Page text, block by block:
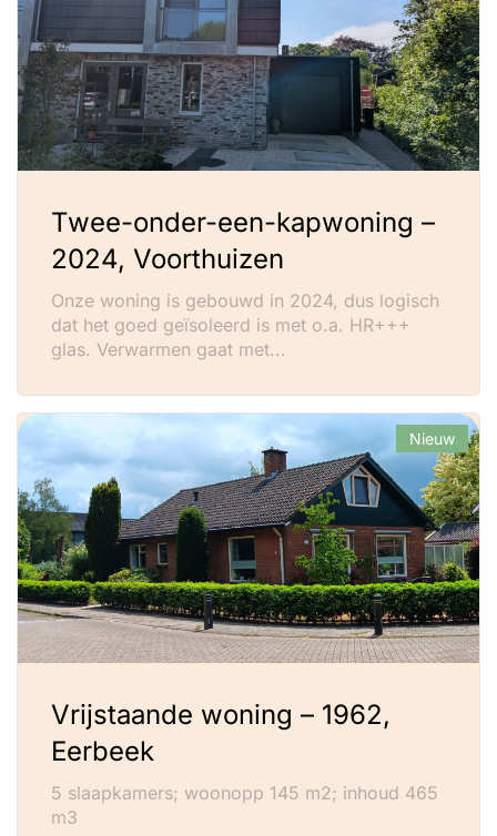
Twee-onder-een-kapwoning –
2024, Voorthuizen
Onze woning is gebouwd in 2024, dus logisch
dat het goed geïsoleerd is met o.a. HR+++
glas. Verwarmen gaat met...
Nieuw
Vrijstaande woning – 1962,
Eerbeek
5 slaapkamers; woonopp 145 m2; inhoud 465
m3